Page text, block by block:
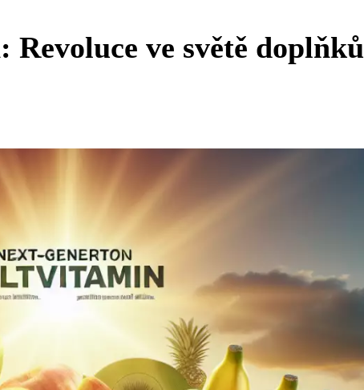
ve světě doplňků